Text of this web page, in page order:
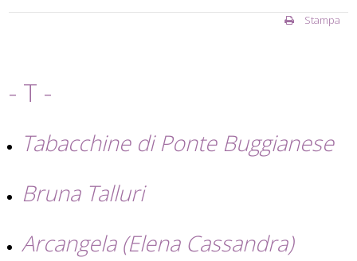
Stampa
- T -
Tabacchine di Ponte Buggianese
Bruna Talluri
Arcangela (Elena Cassandra)